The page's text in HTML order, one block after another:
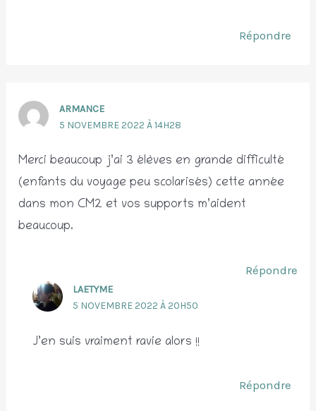
Répondre
ARMANCE
5 NOVEMBRE 2022 À 14H28
Merci beaucoup j’ai 3 élèves en grande difficulté
(enfants du voyage peu scolarisés) cette année
dans mon CM2 et vos supports m’aident
beaucoup.
Répondre
LAETYME
5 NOVEMBRE 2022 À 20H50
J’en suis vraiment ravie alors !!
Répondre